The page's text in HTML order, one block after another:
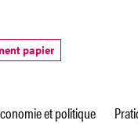
papier
et politique